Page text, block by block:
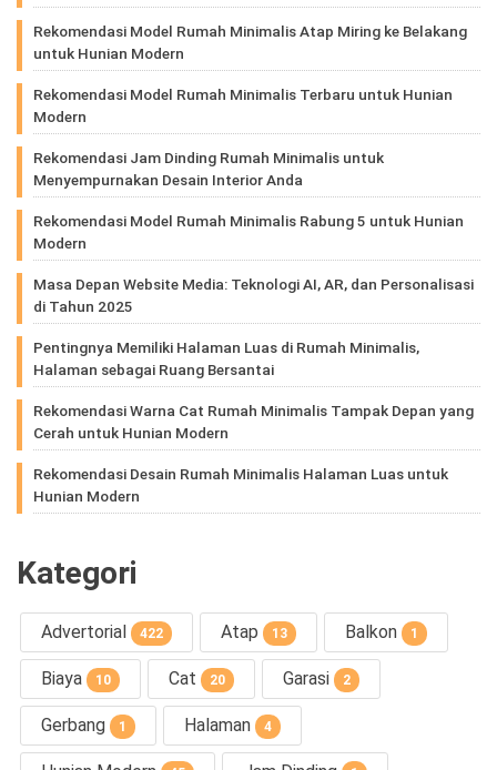
Rekomendasi Model Rumah Minimalis Atap Miring ke Belakang
untuk Hunian Modern
Rekomendasi Model Rumah Minimalis Terbaru untuk Hunian
Modern
Rekomendasi Jam Dinding Rumah Minimalis untuk
Menyempurnakan Desain Interior Anda
Rekomendasi Model Rumah Minimalis Rabung 5 untuk Hunian
Modern
Masa Depan Website Media: Teknologi AI, AR, dan Personalisasi
di Tahun 2025
Pentingnya Memiliki Halaman Luas di Rumah Minimalis,
Halaman sebagai Ruang Bersantai
Rekomendasi Warna Cat Rumah Minimalis Tampak Depan yang
Cerah untuk Hunian Modern
Rekomendasi Desain Rumah Minimalis Halaman Luas untuk
Hunian Modern
Kategori
Advertorial 422 Atap 13 Balkon 1
Biaya 10 Cat 20 Garasi 2
Gerbang 1 Halaman 4